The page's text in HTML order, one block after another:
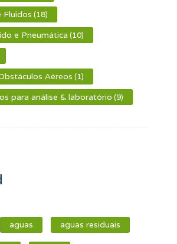
Fluidos (18)
e Pneumática (10)
Aéreos (1)
para análise & laboratório (9)
aguas aguas residuais